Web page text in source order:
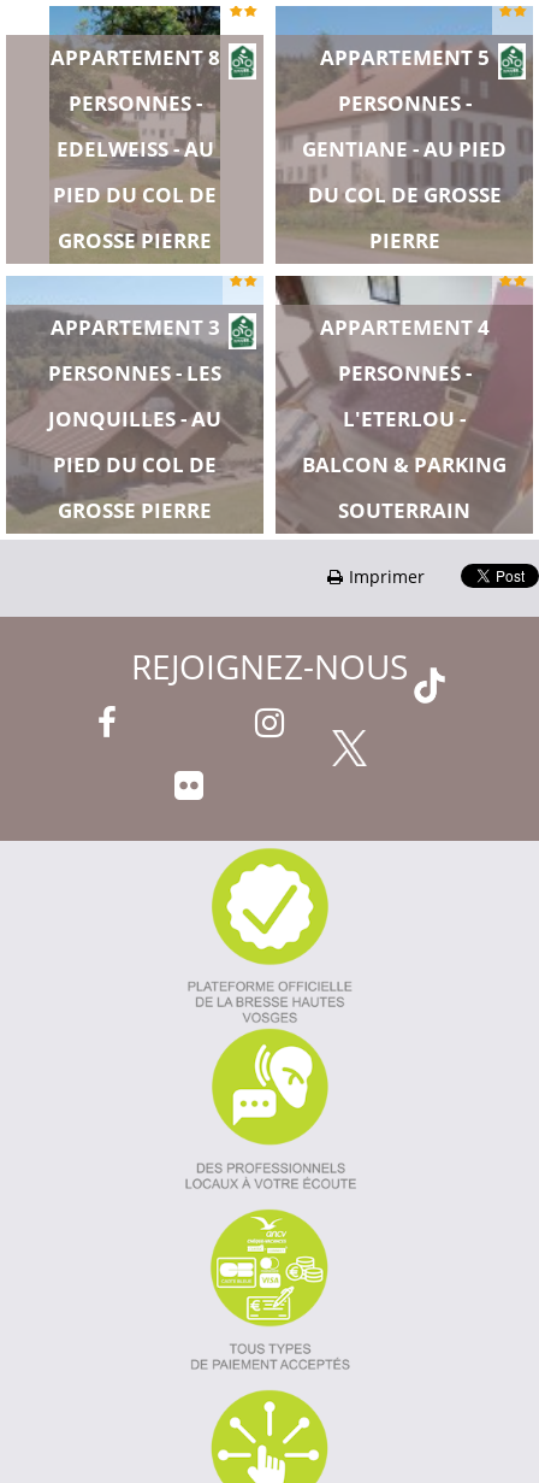
APPARTEMENT 8
PERSONNES -
EDELWEISS - AU
PIED DU COL DE
GROSSE PIERRE
APPARTEMENT 5
PERSONNES -
GENTIANE - AU PIED
DU COL DE GROSSE
PIERRE
APPARTEMENT 3
PERSONNES - LES
JONQUILLES - AU
PIED DU COL DE
GROSSE PIERRE
APPARTEMENT 4
PERSONNES -
L'ETERLOU -
BALCON & PARKING
SOUTERRAIN
Imprimer
REJOIGNEZ-NOUS